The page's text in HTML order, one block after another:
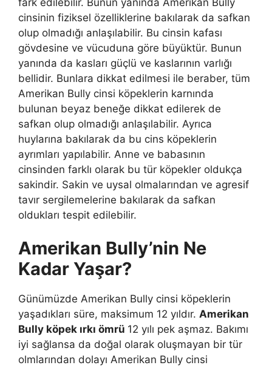
cinsinin fiziksel özelliklerine bakılarak da safkan
olup olmadığı anlaşılabilir. Bu cinsin kafası
gövdesine ve vücuduna göre büyüktür. Bunun
yanında da kasları güçlü ve kaslarının varlığı
bellidir. Bunlara dikkat edilmesi ile beraber, tüm
Amerikan Bully cinsi köpeklerin karnında
bulunan beyaz beneğe dikkat edilerek de
safkan olup olmadığı anlaşılabilir. Ayrıca
huylarına bakılarak da bu cins köpeklerin
ayrımları yapılabilir. Anne ve babasının
cinsinden farklı olarak bu tür köpekler oldukça
sakindir. Sakin ve uysal olmalarından ve agresif
tavır sergilemelerine bakılarak da safkan
oldukları tespit edilebilir.
Amerikan Bully’nin Ne
Kadar Yaşar?
Günümüzde Amerikan Bully cinsi köpeklerin
yaşadıkları süre, maksimum 12 yıldır. Amerikan
Bully köpek ırkı ömrü 12 yılı pek aşmaz. Bakımı
iyi sağlansa da doğal olarak oluşmayan bir tür
olmlarından dolayı Amerikan Bully cinsi